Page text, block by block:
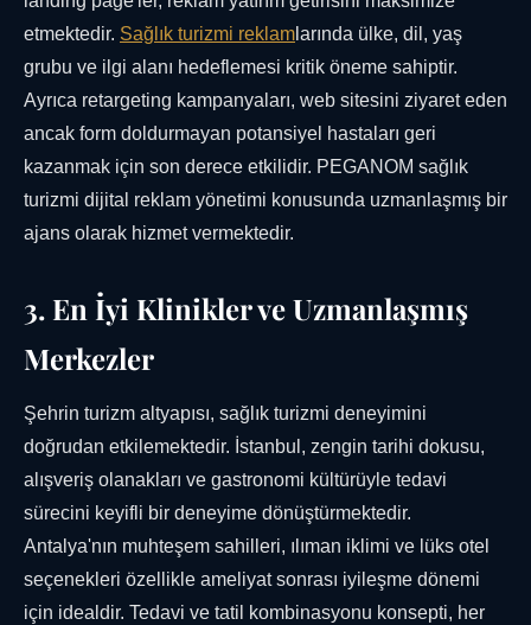
etmektedir. Sağlık turizmi reklam larında ülke, dil, yaş
grubu ve ilgi alanı hedeflemesi kritik öneme sahiptir.
Ayrıca retargeting kampanyaları, web sitesini ziyaret eden
ancak form doldurmayan potansiyel hastaları geri
kazanmak için son derece etkilidir. PEGANOM sağlık
turizmi dijital reklam yönetimi konusunda uzmanlaşmış bir
ajans olarak hizmet vermektedir.
3. En İyi Klinikler ve Uzmanlaşmış
Merkezler
Şehrin turizm altyapısı, sağlık turizmi deneyimini
doğrudan etkilemektedir. İstanbul, zengin tarihi dokusu,
alışveriş olanakları ve gastronomi kültürüyle tedavi
sürecini keyifli bir deneyime dönüştürmektedir.
Antalya'nın muhteşem sahilleri, ılıman iklimi ve lüks otel
seçenekleri özellikle ameliyat sonrası iyileşme dönemi
için idealdir. Tedavi ve tatil kombinasyonu konsepti, her